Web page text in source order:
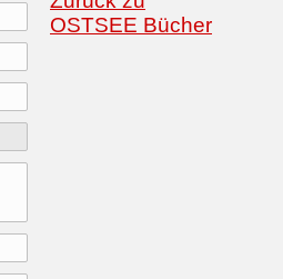
OSTSEE Bücher